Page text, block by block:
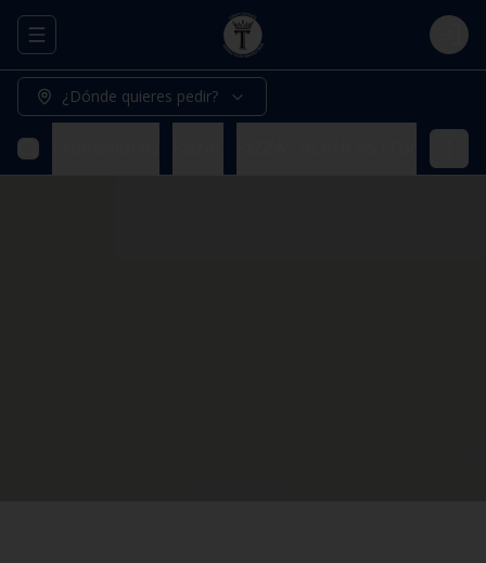
Abrir menu de navegación Login
¿Dónde quieres pedir?